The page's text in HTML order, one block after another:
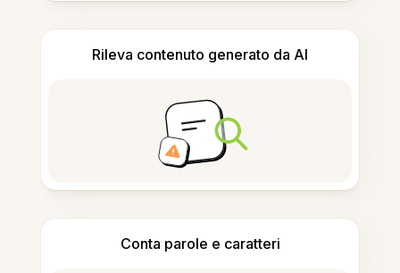
Rileva contenuto generato da AI
Conta parole e caratteri